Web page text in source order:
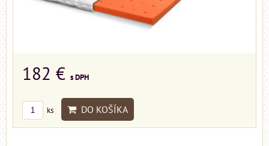
182 € s DPH
ks DO KOŠÍKA